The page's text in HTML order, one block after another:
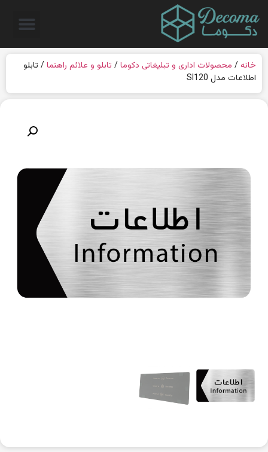
خانه / محصولات اداری و تبلیغاتی دکوما/ تابلو و علائم راهنما/ تابلو
اطلاعات مدل SI120